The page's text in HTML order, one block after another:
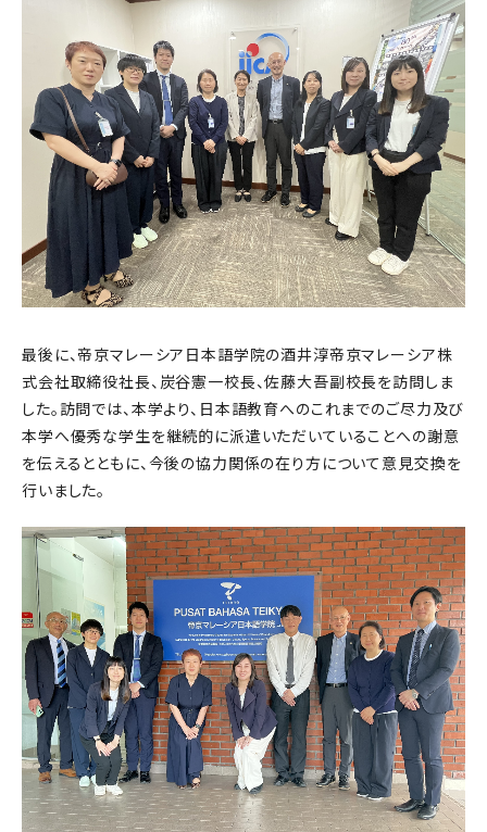
最後に、帝京マレーシア日本語学院の酒井淳帝京マレーシア株
式会社取締役社長、炭谷憲一校長、佐藤大吾副校長を訪問しま
した。訪問では、本学より、日本語教育へのこれまでのご尽力及び
本学へ優秀な学生を継続的に派遣いただいていることへの謝意
を伝えるとともに、今後の協力関係の在り方について意見交換を
行いました。